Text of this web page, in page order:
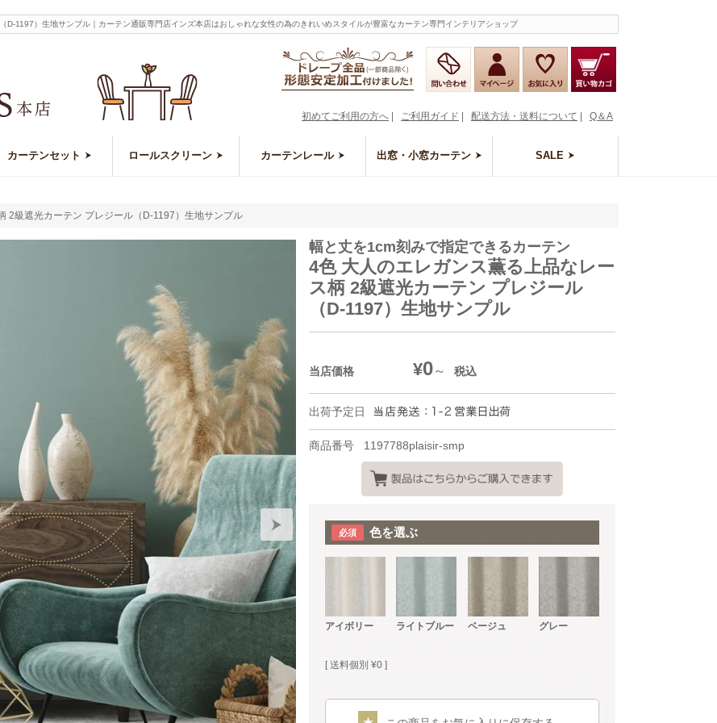
1197）生地サンプル｜カーテン通販専門店インズ本店はおしゃれな女性の為のきれいめスタイルが豊富なカーテン専門インテリアショップ
Q＆A
配送方法・送料について
ご利用ガイド
初めてご利用の方へ
カーテンセット ロールスクリーン カーテンレール 出窓・小窓カーテン SALE
2級遮光カーテン プレジール（D-1197）生地サンプル
幅と丈を1cm刻みで指定できるカーテン
4色 大人のエレガンス薫る上品なレー
ス柄 2級遮光カーテン プレジール
（D-1197）生地サンプル
当店価格 ¥0 税込
出荷予定日
商品番号 1197788plaisir-smp
色を選ぶ
アイボリー ライトブルー ベージュ グレー
送料個別 ¥0